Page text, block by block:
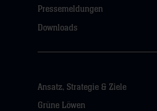
Pressemeldungen
Downloads
Ansatz, Strategie & Ziele
Grüne Löwen